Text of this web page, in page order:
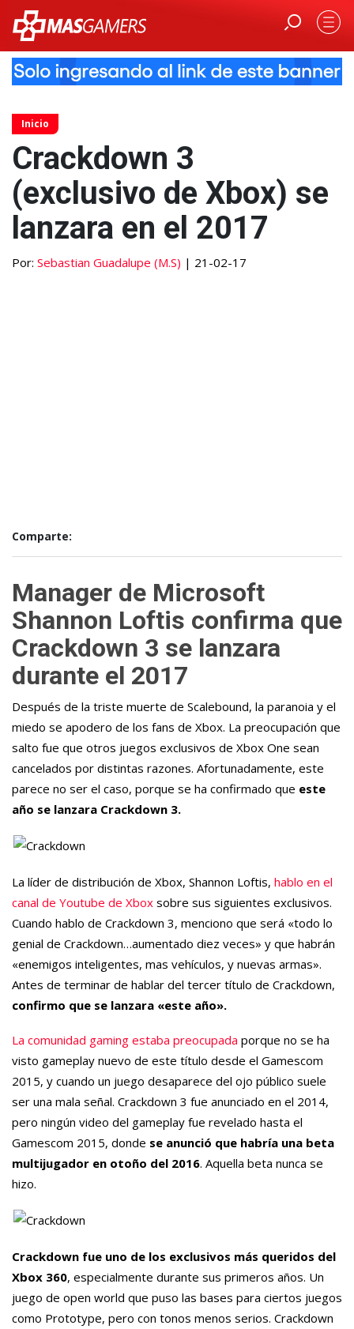
Inicio
Crackdown 3
(exclusivo de Xbox) se
lanzara en el 2017
Por: Sebastian Guadalupe (M.S) | 21-02-17
Comparte:
Manager de Microsoft
Shannon Loftis confirma que
Crackdown 3 se lanzara
durante el 2017
Después de la triste muerte de Scalebound, la paranoia y el
miedo se apodero de los fans de Xbox. La preocupación que
salto fue que otros juegos exclusivos de Xbox One sean
cancelados por distintas razones. Afortunadamente, este
parece no ser el caso, porque se ha confirmado que este
año se lanzara Crackdown 3.
La líder de distribución de Xbox, Shannon Loftis, hablo en el
canal de Youtube de Xbox sobre sus siguientes exclusivos.
Cuando hablo de Crackdown 3, menciono que será «todo lo
genial de Crackdown…aumentado diez veces» y que habrán
«enemigos inteligentes, mas vehículos, y nuevas armas».
Antes de terminar de hablar del tercer título de Crackdown,
confirmo que se lanzara «este año».
La comunidad gaming estaba preocupada porque no se ha
visto gameplay nuevo de este título desde el Gamescom
2015, y cuando un juego desaparece del ojo público suele
ser una mala señal. Crackdown 3 fue anunciado en el 2014,
pero ningún video del gameplay fue revelado hasta el
Gamescom 2015, donde se anunció que habría una beta
multijugador en otoño del 2016. Aquella beta nunca se
hizo.
Crackdown fue uno de los exclusivos más queridos del
Xbox 360, especialmente durante sus primeros años. Un
juego de open world que puso las bases para ciertos juegos
como Prototype, pero con tonos menos serios. Crackdown